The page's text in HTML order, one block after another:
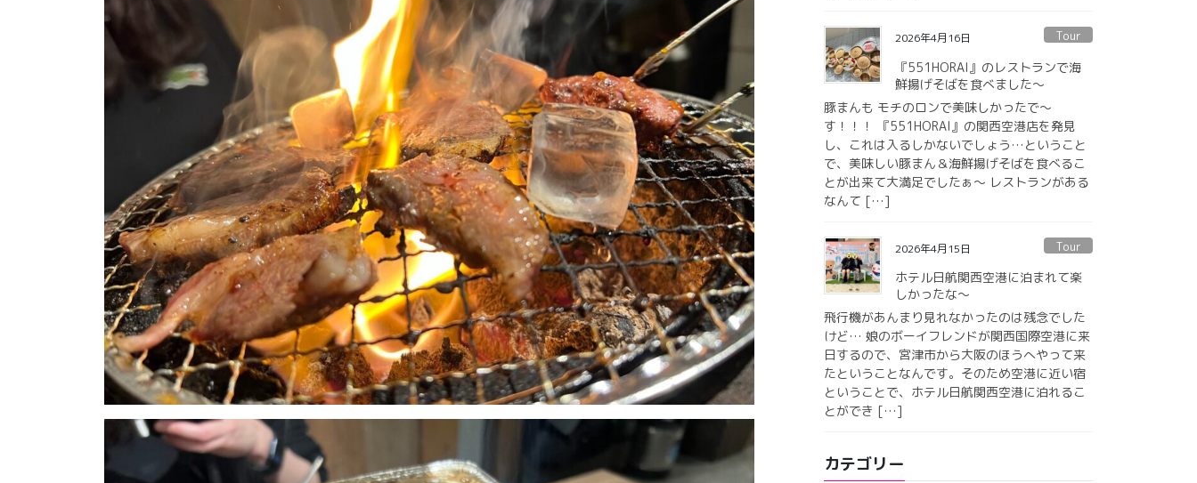
2026年4月16日 Tour
『551HORAI』のレストランで海
鮮揚げそばを食べました〜
豚まんも モチのロンで美味しかったで〜
す！！！ 『551HORAI』の関西空港店を発見
し、これは入るしかないでしょう…ということ
で、美味しい豚まん＆海鮮揚げそばを食べるこ
とが出来て大満足でしたぁ〜 レストランがある
なんて […]
2026年4月15日 Tour
ホテル日航関西空港に泊まれて楽
しかったな〜
飛行機があんまり見れなかったのは残念でした
けど… 娘のボーイフレンドが関西国際空港に来
日するので、宮津市から大阪のほうへやって来
たということなんです。そのため空港に近い宿
ということで、ホテル日航関西空港に泊れるこ
とができ […]
カテゴリー